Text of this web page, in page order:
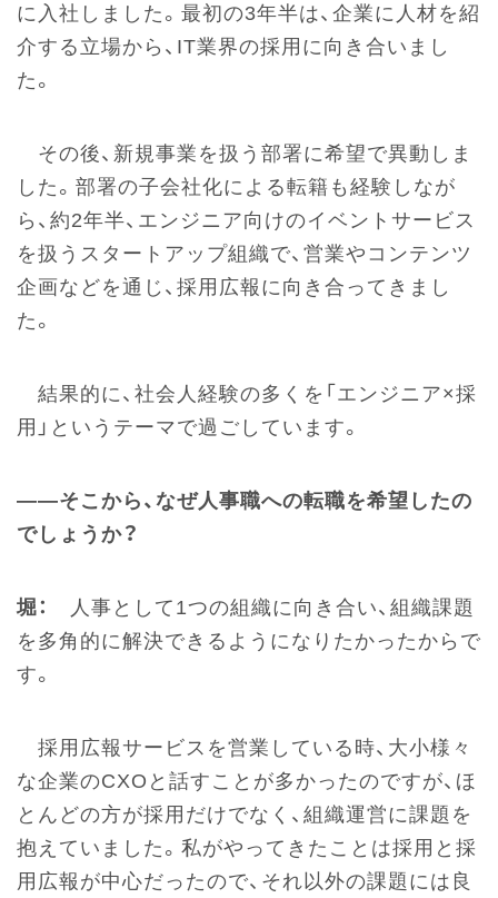
に入社しました。最初の3年半は、企業に人材を紹
介する立場から、IT業界の採用に向き合いまし
た。
その後、新規事業を扱う部署に希望で異動しま
した。部署の子会社化による転籍も経験しなが
ら、約2年半、エンジニア向けのイベントサービス
を扱うスタートアップ組織で、営業やコンテンツ
企画などを通じ、採用広報に向き合ってきまし
た。
結果的に、社会人経験の多くを「エンジニア×採
用」というテーマで過ごしています。
――そこから、なぜ人事職への転職を希望したの
でしょうか？
堀：
人事として1つの組織に向き合い、組織課題
を多角的に解決できるようになりたかったからで
す。
採用広報サービスを営業している時、大小様々
な企業のCXOと話すことが多かったのですが、ほ
とんどの方が採用だけでなく、組織運営に課題を
抱えていました。私がやってきたことは採用と採
用広報が中心だったので、それ以外の課題には良